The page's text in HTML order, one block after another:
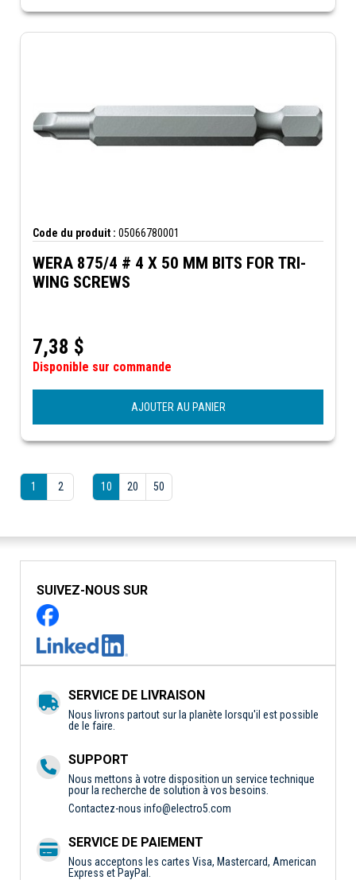
Code du produit : 05066780001
WERA 875/4 # 4 X 50 MM BITS FOR TRI-
WING SCREWS
7,38 $
Disponible sur commande
AJOUTER AU PANIER
1 2 10 20 50
SUIVEZ-NOUS SUR
SERVICE DE LIVRAISON
Nous livrons partout sur la planète lorsqu'il est possible
de le faire.
SUPPORT
Nous mettons à votre disposition un service technique
pour la recherche de solution à vos besoins.
Contactez-nous info@electro5.com
SERVICE DE PAIEMENT
Nous acceptons les cartes Visa, Mastercard, American
Express et PayPal.